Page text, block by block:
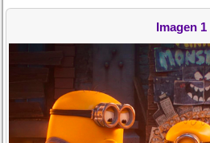
Imagen 1